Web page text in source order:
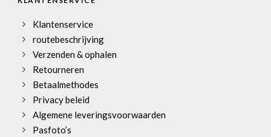
Klantenservice
routebeschrijving
Verzenden & ophalen
Retourneren
Betaalmethodes
Privacy beleid
Algemene leveringsvoorwaarden
Pasfoto’s